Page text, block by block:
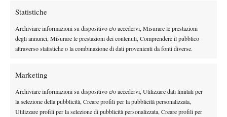
Statistiche
Archiviare informazioni su dispositivo e/o accedervi, Misurare le prestazioni
degli annunci, Misurare le prestazioni dei contenuti, Comprendere il pubblico
attraverso statistiche o la combinazione di dati provenienti da fonti diverse.
Marketing
Archiviare informazioni su dispositivo e/o accedervi, Utilizzare dati limitati per
la selezione della pubblicità, Creare profili per la pubblicità personalizzata,
Utilizzare profili per la selezione di pubblicità personalizzata, Creare profili per
Nessun commento
Devi essereconnesso per inviare un commento.
Masters 1000 Montreal 2026: programma,
orario e ordine di gioco venerdì 7 agosto.
Arnaldi apre sul Centrale